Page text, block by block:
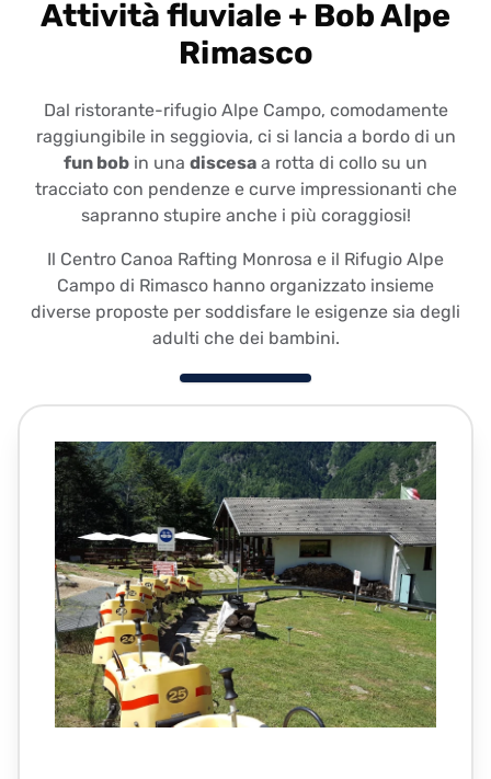
Attività fluviale + Bob Alpe
Rimasco
Dal ristorante-rifugio Alpe Campo, comodamente
raggiungibile in seggiovia, ci si lancia a bordo di un
fun bob in una discesa a rotta di collo su un
tracciato con pendenze e curve impressionanti che
sapranno stupire anche i più coraggiosi!
Il Centro Canoa Rafting Monrosa e il Rifugio Alpe
Campo di Rimasco hanno organizzato insieme
diverse proposte per soddisfare le esigenze sia degli
adulti che dei bambini.